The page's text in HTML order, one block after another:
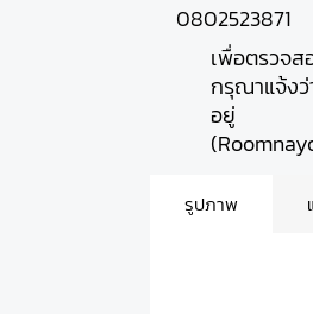
0802523871
เพื่อตรวจส
กรุณาแจ้งว่
อยู่
รูปภาพ